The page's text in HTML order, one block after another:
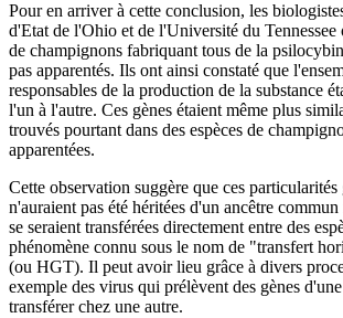
Pour en arriver à cette conclusion, les
d'Etat de l'Ohio et de l'Université du Tennessee
de champignons fabriquant tous de la
pas apparentés. Ils ont ainsi constaté que
responsables de la production de la substance
l'un à l'autre. Ces gènes étaient même plus
trouvés pourtant dans des espèces de
apparentées.
Cette observation suggère que ces particularités
n'auraient pas été héritées d'un ancêtre
se seraient transférées directement entre des
phénomène connu sous le nom de "transfert
(ou HGT). Il peut avoir lieu grâce à divers
exemple des virus qui prélèvent des gènes
transférer chez une autre.